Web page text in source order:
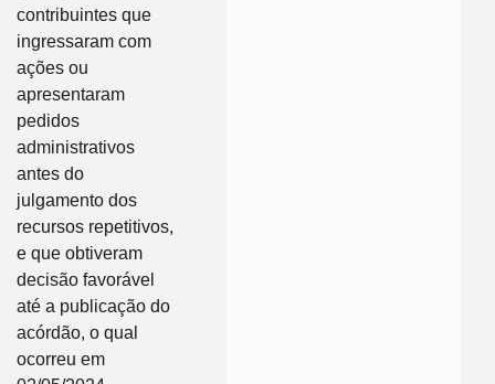
contribuintes que
ingressaram com
ações ou
apresentaram
pedidos
administrativos
antes do
julgamento dos
recursos repetitivos,
e que obtiveram
decisão favorável
até a publicação do
acórdão, o qual
ocorreu em